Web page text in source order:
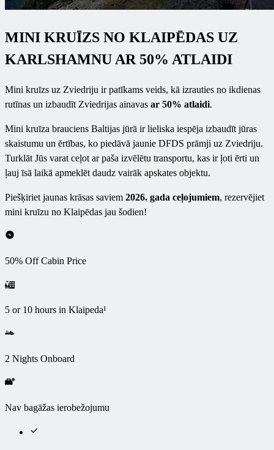
MINI KRUĪZS NO KLAIPĒDAS UZ
KARLSHAMNU AR 50% ATLAIDI
Mini kruīzs uz Zviedriju ir patīkams veids, kā izrauties no ikdienas
rutīnas un izbaudīt Zviedrijas ainavas ar 50% atlaidi.
Mini kruīza brauciens Baltijas jūrā ir lieliska iespēja izbaudīt jūras
skaistumu un ērtības, ko piedāvā jaunie DFDS prāmji uz Zviedriju.
Turklāt Jūs varat ceļot ar paša izvēlētu transportu, kas ir ļoti ērti un
ļauj īsā laikā apmeklēt daudz vairāk apskates objektu.
Piešķiriet jaunas krāsas saviem 2026. gada ceļojumiem, rezervējiet
mini kruīzu no Klaipēdas jau šodien!
50% Off Cabin Price
5 or 10 hours in Klaipeda¹
2 Nights Onboard
Nav bagāžas ierobežojumu